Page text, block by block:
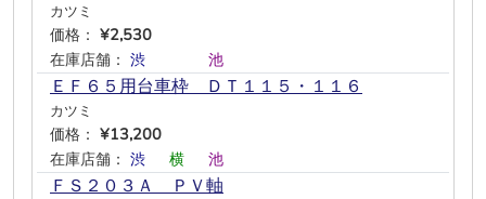
カツミ
価格： ¥2,530
在庫店舗： 渋 池
ＥＦ６５用台車枠 ＤＴ１１５・１１６
カツミ
価格： ¥13,200
在庫店舗： 渋 横 池
ＦＳ２０３Ａ ＰＶ軸